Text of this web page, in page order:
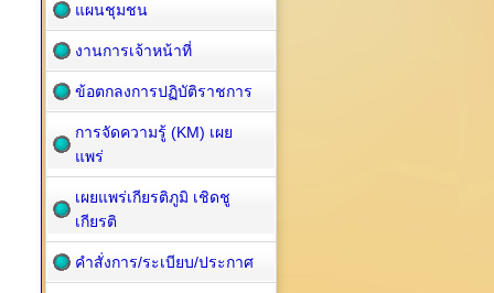
แผนชุมชน
งานการเจ้าหน้าที่
ข้อตกลงการปฏิบัติราชการ
การจัดความรู้ (KM) เผย
แพร่
เผยแพร่เกียรติภูมิ เชิดชู
เกียรติ
คำสั่งการ/ระเบียบ/ประกาศ